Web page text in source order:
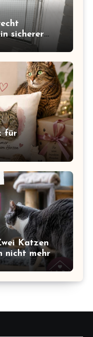
sicherer
für
Katzen
nicht mehr